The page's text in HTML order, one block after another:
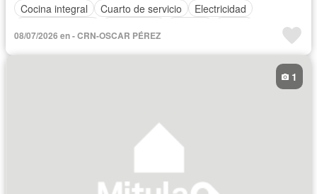
Cocina integral
Cuarto de servicio
Electricidad
Recámara con closet
Vista panorámica
08/07/2026 en - CRN-OSCAR PÉREZ
1